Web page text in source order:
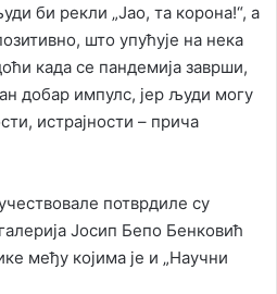
би рекли „Јао, та корона!“, а
што упућује на нека
када се пандемија заврши,
добар импулс, јер људи могу
истрајности – прича
потврдиле су
Јосип Бепо Бенковић
међу којима је и „Научни